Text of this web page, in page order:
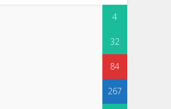
4
32
84
267